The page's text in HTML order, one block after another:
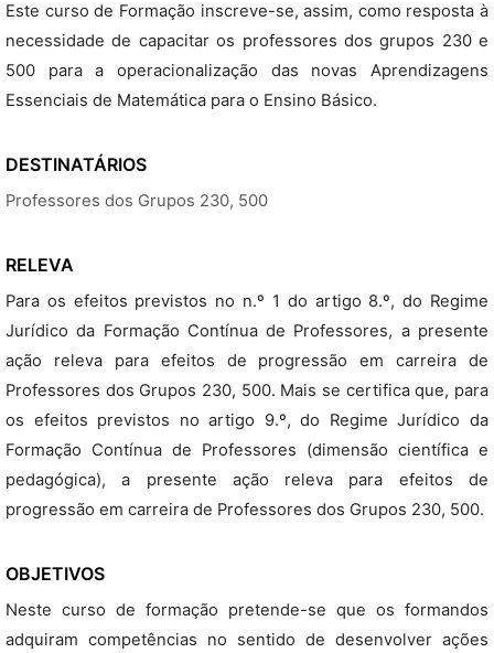
Este curso de Formação inscreve-se, assim, como resposta à
necessidade de capacitar os professores dos grupos 230 e
500 para a operacionalização das novas Aprendizagens
Essenciais de Matemática para o Ensino Básico.
DESTINATÁRIOS
Professores dos Grupos 230, 500
RELEVA
Para os efeitos previstos no n.º 1 do artigo 8.º, do Regime
Jurídico da Formação Contínua de Professores, a presente
ação releva para efeitos de progressão em carreira de
Professores dos Grupos 230, 500. Mais se certifica que, para
os efeitos previstos no artigo 9.º, do Regime Jurídico da
Formação Contínua de Professores (dimensão científica e
pedagógica), a presente ação releva para efeitos de
progressão em carreira de Professores dos Grupos 230, 500.
OBJETIVOS
Neste curso de formação pretende-se que os formandos
adquiram competências no sentido de desenvolver ações